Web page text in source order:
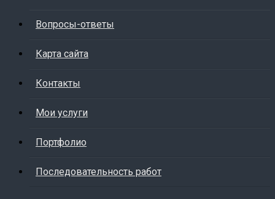
Вопросы-ответы
Карта сайта
Контакты
Мои услуги
Портфолио
Последовательность работ